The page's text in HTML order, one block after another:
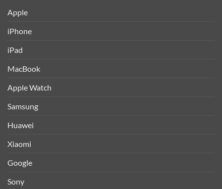
Apple
iPhone
iPad
MacBook
Apple Watch
Samsung
Huawei
Xiaomi
Google
Sony